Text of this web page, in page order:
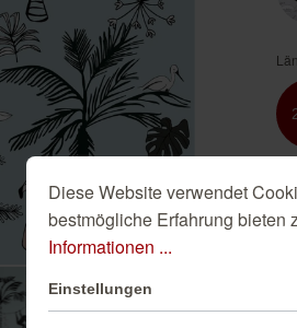
Golden Hour
Schwarze Tapeten
Tapete Beige
Türkise Tapeten
Weiße Tapeten
Diese Website verwendet
bestmögliche Erfahrung bieten
Informationen ...
Einstellungen